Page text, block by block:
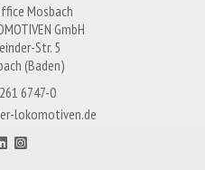
Mosbach
GmbH
Str. 5
(Baden)
6747-0
lokomotiven.de